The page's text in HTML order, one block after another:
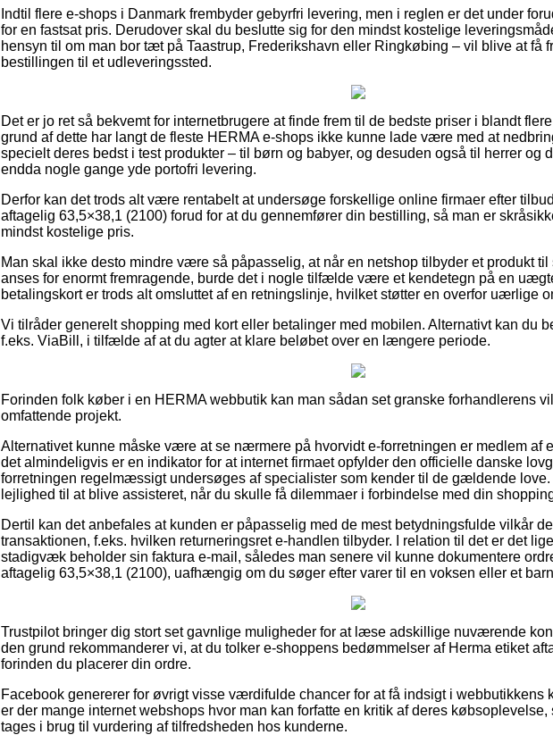
Indtil flere e-shops i Danmark frembyder gebyrfri levering, men i reglen er det under
for en fastsat pris. Derudover skal du beslutte sig for den mindst kostelige
hensyn til om man bor tæt på Taastrup, Frederikshavn eller Ringkøbing – vil blive at få
bestillingen til et udleveringssted.
Det er jo ret så bekvemt for internetbrugere at finde frem til de bedste priser i blandt
grund af dette har langt de fleste HERMA e-shops ikke kunne lade være med at
specielt deres bedst i test produkter – til børn og babyer, og desuden også til herrer og
endda nogle gange yde portofri levering.
Derfor kan det trods alt være rentabelt at undersøge forskellige online firmaer efter
aftagelig 63,5×38,1 (2100) forud for at du gennemfører din bestilling, så man er
mindst kostelige pris.
Man skal ikke desto mindre være så påpasselig, at når en netshop tilbyder et produkt til
anses for enormt fremragende, burde det i nogle tilfælde være et kendetegn på en
betalingskort er trods alt omsluttet af en retningslinje, hvilket støtter en overfor uærlige
Vi tilråder generelt shopping med kort eller betalinger med mobilen. Alternativt kan du
f.eks. ViaBill, i tilfælde af at du agter at klare beløbet over en længere periode.
Forinden folk køber i en HERMA webbutik kan man sådan set granske forhandlerens
omfattende projekt.
Alternativet kunne måske være at se nærmere på hvorvidt e-forretningen er medlem af
det almindeligvis er en indikator for at internet firmaet opfylder den officielle danske
forretningen regelmæssigt undersøges af specialister som kender til de gældende
lejlighed til at blive assisteret, når du skulle få dilemmaer i forbindelse med din
Dertil kan det anbefales at kunden er påpasselig med de mest betydningsfulde vilkår
transaktionen, f.eks. hvilken returneringsret e-handlen tilbyder. I relation til det er det
stadigvæk beholder sin faktura e-mail, således man senere vil kunne dokumentere
aftagelig 63,5×38,1 (2100), uafhængig om du søger efter varer til en voksen eller et
Trustpilot bringer dig stort set gavnlige muligheder for at læse adskillige nuværende
den grund rekommanderer vi, at du tolker e-shoppens bedømmelser af Herma etiket
forinden du placerer din ordre.
Facebook genererer for øvrigt visse værdifulde chancer for at få indsigt i webbutikkens
er der mange internet webshops hvor man kan forfatte en kritik af deres
tages i brug til vurdering af tilfredsheden hos kunderne.